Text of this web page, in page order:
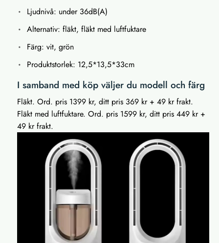
Ljudnivå: under 36dB(A)
Alternativ: fläkt, fläkt med luftfuktare
Färg: vit, grön
Produktstorlek: 12,5*13,5*33cm
I samband med köp väljer du modell och färg
Fläkt. Ord. pris 1399 kr, ditt pris 369 kr + 49 kr frakt.
Fläkt med luftfuktare. Ord. pris 1599 kr, ditt pris 449 kr +
49 kr frakt.